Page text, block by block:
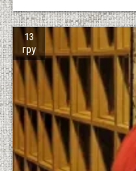
13
гру